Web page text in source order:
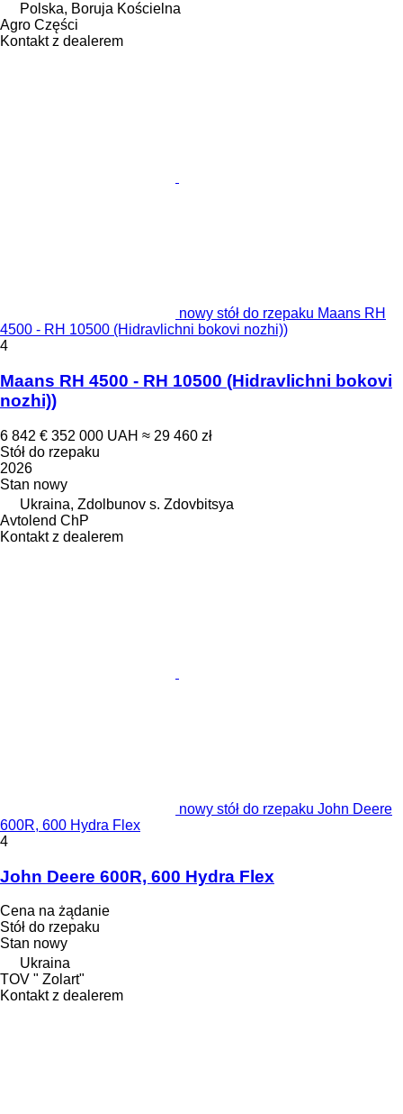
Polska, Boruja Kościelna
Agro Części
Kontakt z dealerem
nowy stół do rzepaku Maans RH
4500 - RH 10500 (Hidravlichni bokovi nozhi))
4
Maans RH 4500 - RH 10500 (Hidravlichni bokovi
nozhi))
6 842 € 352 000 UAH ≈ 29 460 zł
Stół do rzepaku
2026
Stan nowy
Ukraina, Zdolbunov s. Zdovbitsya
Avtolend ChP
Kontakt z dealerem
nowy stół do rzepaku John Deere
600R, 600 Hydra Flex
4
John Deere 600R, 600 Hydra Flex
Cena na żądanie
Stół do rzepaku
Stan nowy
Ukraina
TOV " Zolart"
Kontakt z dealerem